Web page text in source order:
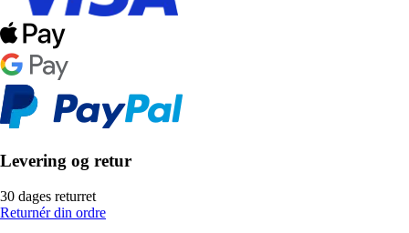
Levering og retur
30 dages returret
Returnér din ordre